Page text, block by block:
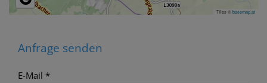
Tiles ©basemap.at
Anfrage senden
E-Mail